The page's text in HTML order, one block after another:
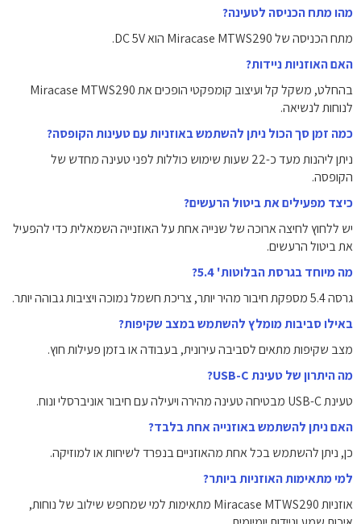
מהו מתח הכניסה לטעינה?
מתח הכניסה של Miracase MTWS290 הוא DC 5V.
האם האוזניות ניידות?
בהחלט, משקל קל ועיצוב קומפקטי הופכים את Miracase MTWS290
לנוחות לנשיאה.
כמה זמן סך הכול ניתן להשתמש באוזניות עם טעינות הקופסה?
ניתן ליהנות מעד כ-22 שעות שימוש כוללות לפני טעינה מחדש של
הקופסה.
כיצד מפעילים את ביטול הרעשים?
יש ללחוץ לחיצה ארוכה של שנייה אחת על האוזנייה השמאלית כדי להפעיל
את ביטול הרעשים.
מה מיוחד בגרסת הבלוטות' 5.4?
גרסה 5.4 מספקת חיבור מהיר יותר, צריכת חשמל נמוכה ויציבות גבוהה יותר.
באילו סביבות מומלץ להשתמש במצב שקיפות?
מצב שקיפות מתאים לסביבה עירונית, בעבודה או בזמן פעילות חוץ.
מה היתרון של טעינת USB-C?
טעינת USB-C מבטיחה טעינה מהירה ויעילה עם חיבור אוניברסלי ונוח.
האם ניתן להשתמש באוזנייה אחת בלבד?
כן, ניתן להשתמש בכל אחת מהאוזניים בנפרד לשיחות או למוזיקה.
למי מתאימות האוזניות ביותר?
אוזניות Miracase MTWS290 מתאימות למי שמחפש שילוב של נוחות,